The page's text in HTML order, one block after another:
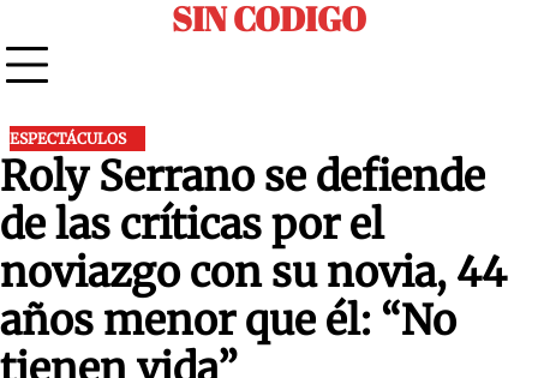
to
content
SIN CODIGO
ESPECTÁCULOS
Roly Serrano se defiende
de las críticas por el
noviazgo con su novia, 44
años menor que él: “No